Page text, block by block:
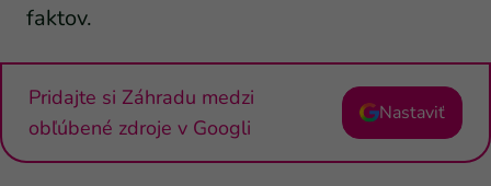
faktov.
Pridajte si Záhradu medzi
obľúbené zdroje v Googli
Nastaviť